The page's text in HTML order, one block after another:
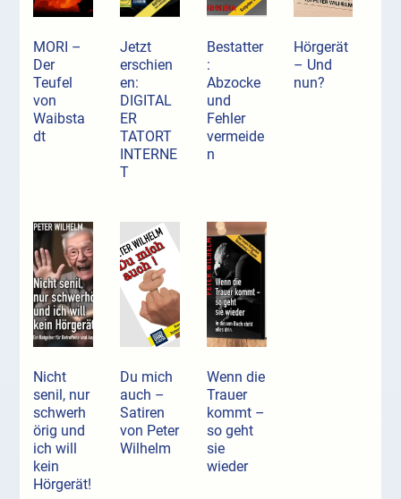
MORI –
Der
Teufel
von
Waibsta
dt
Jetzt
erschien
en:
DIGITAL
ER
TATORT
INTERNE
T
Bestatter
:
Abzocke
und
Fehler
vermeide
n
Hörgerät
– Und
nun?
Nicht
senil, nur
schwerh
örig und
ich will
kein
Hörgerät!
Du mich
auch –
Satiren
von Peter
Wilhelm
Wenn die
Trauer
kommt –
so geht
sie
wieder